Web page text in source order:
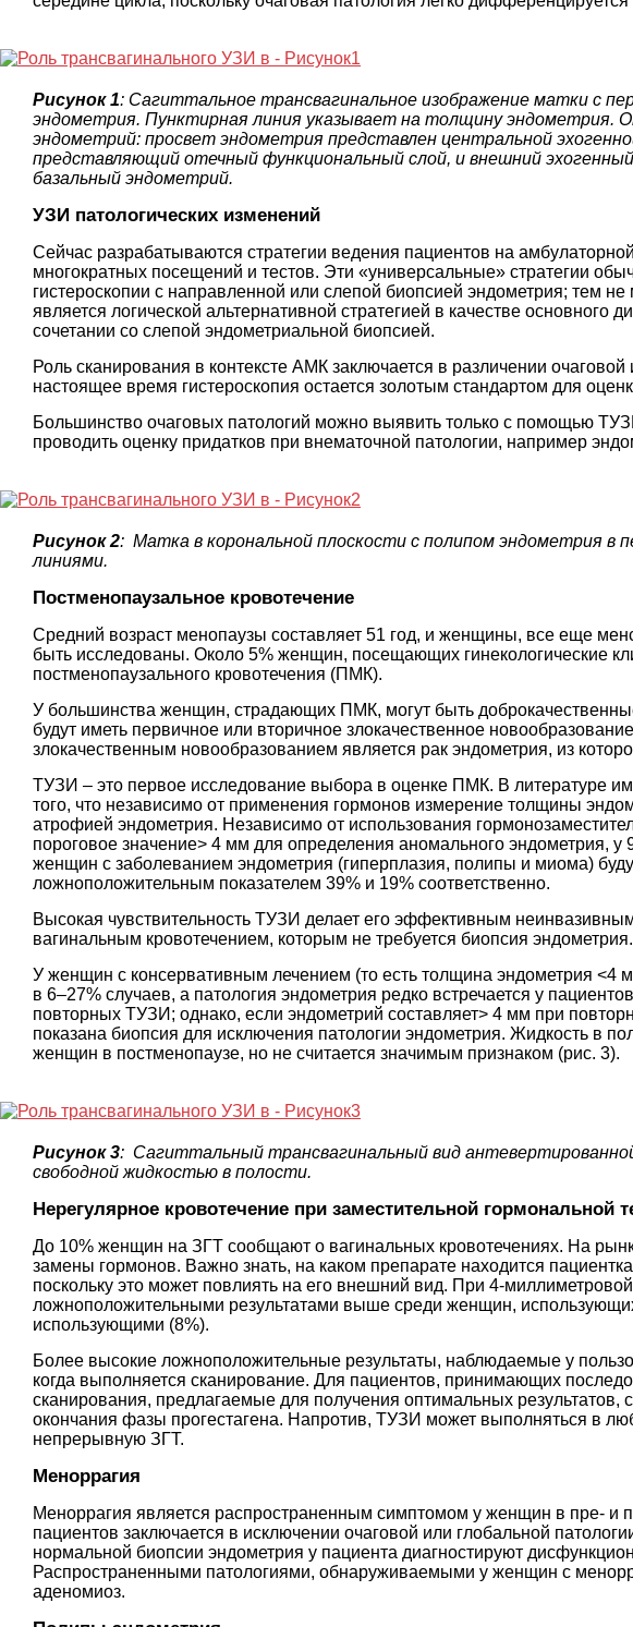
Рисунок 1: Сагиттальное трансвагинальное изображение матки с
эндометрия. Пунктирная линия указывает на толщину эндометрия.
эндометрий: просвет эндометрия представлен центральной
представляющий отечный функциональный слой, и внешний
базальный эндометрий.
УЗИ патологических изменений
Сейчас разрабатываются стратегии ведения пациентов на
многократных посещений и тестов. Эти «универсальные» стратегии
гистероскопии с направленной или слепой биопсией эндометрия; тем
является логической альтернативной стратегией в качестве основного
сочетании со слепой эндометриальной биопсией.
Роль сканирования в контексте АМК заключается в различении
настоящее время гистероскопия остается золотым стандартом для
Большинство очаговых патологий можно выявить только с помощью
проводить оценку придатков при внематочной патологии, например
Рисунок 2: Матка в корональной плоскости с полипом эндометрия в
линиями.
Постменопаузальное кровотечение
Средний возраст менопаузы составляет 51 год, и женщины, все еще
быть исследованы. Около 5% женщин, посещающих гинекологические
постменопаузального кровотечения (ПМК).
У большинства женщин, страдающих ПМК, могут быть
будут иметь первичное или вторичное злокачественное
злокачественным новообразованием является рак эндометрия, из
ТУЗИ – это первое исследование выбора в оценке ПМК. В литературе
того, что независимо от применения гормонов измерение толщины
атрофией эндометрия. Независимо от использования
пороговое значение> 4 мм для определения аномального эндометрия,
женщин с заболеванием эндометрия (гиперплазия, полипы и миома)
ложноположительным показателем 39% и 19% соответственно.
Высокая чувствительность ТУЗИ делает его эффективным
вагинальным кровотечением, которым не требуется биопсия эндометрия.
У женщин с консервативным лечением (то есть толщина эндометрия <4
в 6–27% случаев, а патология эндометрия редко встречается у
повторных ТУЗИ; однако, если эндометрий составляет> 4 мм при
показана биопсия для исключения патологии эндометрия. Жидкость в
женщин в постменопаузе, но не считается значимым признаком (рис. 3).
Рисунок 3: Сагиттальный трансвагинальный вид
свободной жидкостью в полости.
Нерегулярное кровотечение при заместительной гормональной
До 10% женщин на ЗГТ сообщают о вагинальных кровотечениях. На
замены гормонов. Важно знать, на каком препарате находится
поскольку это может повлиять на его внешний вид. При 4-
ложноположительными результатами выше среди женщин,
использующими (8%).
Более высокие ложноположительные результаты, наблюдаемые у
когда выполняется сканирование. Для пациентов, принимающих
сканирования, предлагаемые для получения оптимальных результатов,
окончания фазы прогестагена. Напротив, ТУЗИ может выполняться в
непрерывную ЗГТ.
Меноррагия
Меноррагия является распространенным симптомом у женщин в пре- и
пациентов заключается в исключении очаговой или глобальной
нормальной биопсии эндометрия у пациента диагностируют
Распространенными патологиями, обнаруживаемыми у женщин с
аденомиоз.